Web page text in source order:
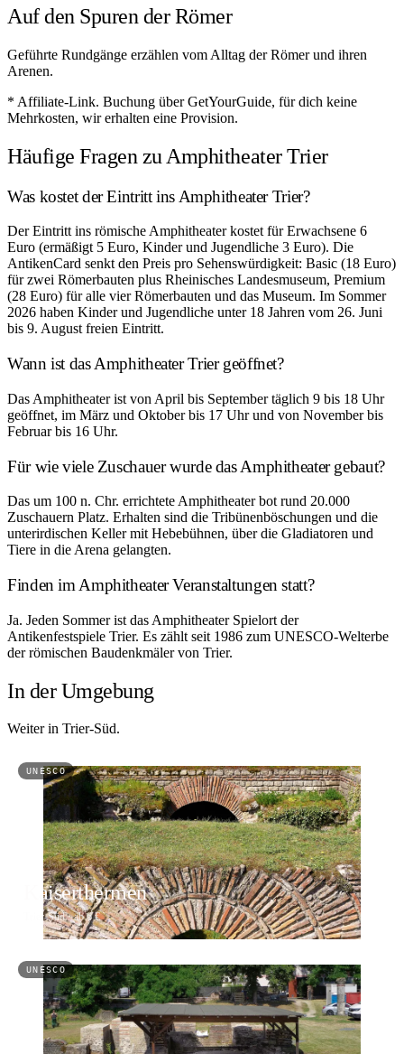
Auf den Spuren der Römer
Geführte Rundgänge erzählen vom Alltag der Römer und ihren
Arenen.
* Affiliate-Link. Buchung über GetYourGuide, für dich keine
Mehrkosten, wir erhalten eine Provision.
Häufige Fragen zu Amphitheater Trier
Was kostet der Eintritt ins Amphitheater Trier?
Der Eintritt ins römische Amphitheater kostet für Erwachsene 6
Euro (ermäßigt 5 Euro, Kinder und Jugendliche 3 Euro). Die
AntikenCard senkt den Preis pro Sehenswürdigkeit: Basic (18 Euro)
für zwei Römerbauten plus Rheinisches Landesmuseum, Premium
(28 Euro) für alle vier Römerbauten und das Museum. Im Sommer
2026 haben Kinder und Jugendliche unter 18 Jahren vom 26. Juni
bis 9. August freien Eintritt.
Wann ist das Amphitheater Trier geöffnet?
Das Amphitheater ist von April bis September täglich 9 bis 18 Uhr
geöffnet, im März und Oktober bis 17 Uhr und von November bis
Februar bis 16 Uhr.
Für wie viele Zuschauer wurde das Amphitheater gebaut?
Das um 100 n. Chr. errichtete Amphitheater bot rund 20.000
Zuschauern Platz. Erhalten sind die Tribünenböschungen und die
unterirdischen Keller mit Hebebühnen, über die Gladiatoren und
Tiere in die Arena gelangten.
Finden im Amphitheater Veranstaltungen statt?
Ja. Jeden Sommer ist das Amphitheater Spielort der
Antikenfestspiele Trier. Es zählt seit 1986 zum UNESCO-Welterbe
der römischen Baudenkmäler von Trier.
In der Umgebung
Weiter in Trier-Süd.
Foto: Virtual-Pano, CC BY-SA 4.0
UNESCO
Kaiserthermen
Trier-Süd · ab 6 €
UNESCO